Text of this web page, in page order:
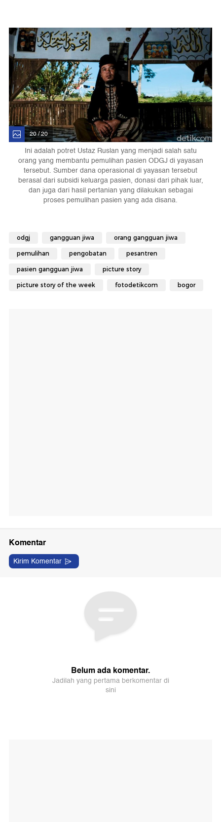
20 / 20
Ini adalah potret Ustaz Ruslan yang menjadi salah satu
orang yang membantu pemulihan pasien ODGJ di yayasan
tersebut. Sumber dana operasional di yayasan tersebut
berasal dari subsidi keluarga pasien, donasi dari pihak luar,
dan juga dari hasil pertanian yang dilakukan sebagai
proses pemulihan pasien yang ada disana.
odgj gangguan jiwa orang gangguan jiwa
pemulihan pengobatan pesantren
pasien gangguan jiwa picture story
picture story of the week fotodetikcom bogor